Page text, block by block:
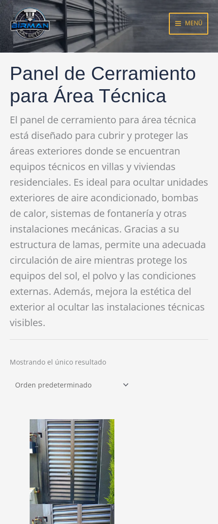
Ir
al
contenido
MENÜ
Panel de Cerramiento
para Área Técnica
El panel de cerramiento para área técnica
está diseñado para cubrir y proteger las
áreas exteriores donde se encuentran
equipos técnicos en villas y viviendas
residenciales. Es ideal para ocultar unidades
exteriores de aire acondicionado, bombas
de calor, sistemas de fontanería y otras
instalaciones mecánicas. Gracias a su
estructura de lamas, permite una adecuada
circulación de aire mientras protege los
equipos del sol, el polvo y las condiciones
externas. Además, mejora la estética del
exterior al ocultar las instalaciones técnicas
visibles.
Mostrando el único resultado